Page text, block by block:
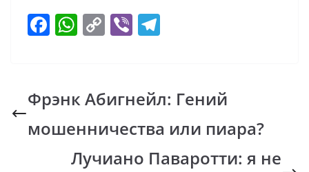
F
b
o
o
W
s
A
p
p
C
y
Li
n
k
Vi
gr
a
m
Фрэнк Абигнейл: Гений
мошенничества или пиара?
Лучиано Паваротти: я не